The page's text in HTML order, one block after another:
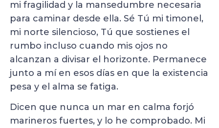
mi fragilidad y la mansedumbre necesaria
para caminar desde ella. Sé Tú mi timonel,
mi norte silencioso, Tú que sostienes el
rumbo incluso cuando mis ojos no
alcanzan a divisar el horizonte. Permanece
junto a mí en esos días en que la existencia
pesa y el alma se fatiga.
Dicen que nunca un mar en calma forjó
marineros fuertes, y lo he comprobado. Mi